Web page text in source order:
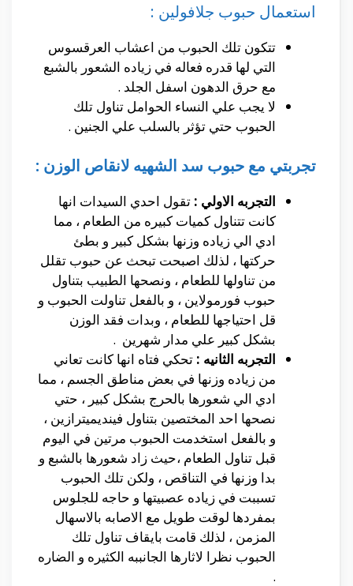
استعمال حبوب جلافولين :
تتكون تلك الحبوب من اعشاب العرقسوس
التي لها قدره فعاله في زياده الشعور بالشبع
مع حرق الدهون اسفل الجلد .
لا يجب علي النساء الحوامل تناول تلك
الحبوب حتي تؤثر بالسلب علي الجنين .
تجربتي مع حبوب سد الشهيه لانقاص الوزن :
التجربه الاولي : تقول احدي السيدات انها
كانت تتناول كميات كبيره من الطعام ، مما
ادي الي زياده وزنها بشكل كبير و بطئ
حركتها ، لذلك اصبحت تبحث عن حبوب تقلل
من تناولها للطعام ، ونصحها الطبيب بتناول
حبوب فورمولاين ، و بالفعل تناولت الحبوب و
قل احتياجها للطعام ، وبدات فقد الوزن
بشكل كبير علي مدار شهرين .
التجربه الثانيه : تحكي فتاه انها كانت تعاني
من زياده وزنها في بعض مناطق الجسم ، مما
ادي الي شعورها بالحرج بشكل كبير ، حتي
نصحها احد المختصين بتناول فينديميترازين ،
و بالفعل استخدمت الحبوب مرتين في اليوم
قبل تناول الطعام ،حيث زاد شعورها بالشبع و
بدا وزنها في التناقص ، ولكن تلك الحبوب
تسببت في زياده عصبيتها و حاجه للجلوس
بمفردها لوقت طويل مع الاصابه بالاسهال
المزمن ، لذلك قامت بايقاف تناول تلك
الحبوب نظرا لاثارها الجانببه الكثيره و الضاره
.